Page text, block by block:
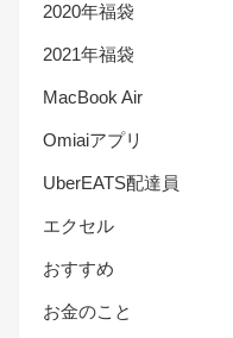
2020年福袋
2021年福袋
MacBook Air
Omiaiアプリ
UberEATS配達員
エクセル
おすすめ
お金のこと